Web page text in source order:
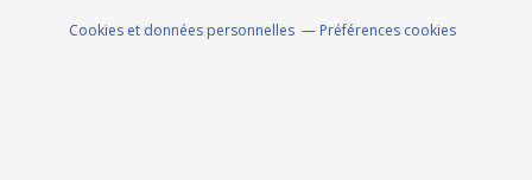
Cookies et données personnelles Préférences cookies